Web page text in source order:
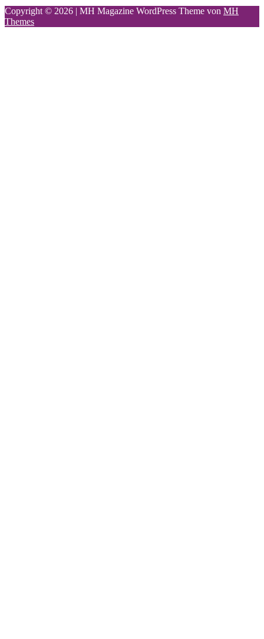
Copyright © 2026 | MH Magazine WordPress Theme von MH
Themes